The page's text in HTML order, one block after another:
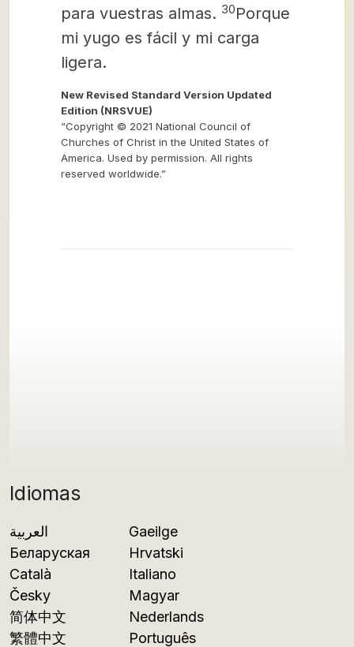
Idiomas
العربية
Беларуская
Català
Česky
简体中文
繁體中文
Gaeilge
Hrvatski
Italiano
Magyar
Nederlands
Português
para vuestras almas. 30Porque
mi yugo es fácil y mi carga
ligera.
New Revised Standard Version Updated
Edition (NRSVUE)
“Copyright © 2021 National Council of
Churches of Christ in the United States of
America. Used by permission. All rights
reserved worldwide.”